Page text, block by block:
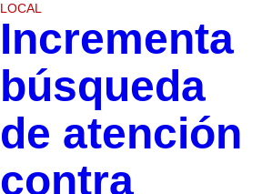
LOCAL
Incrementa
búsqueda
de atención
contra